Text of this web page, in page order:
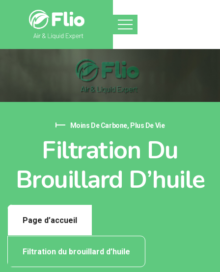
Moins De Carbone, Plus De Vie
Filtration Du
Brouillard D’huile
Page d’accueil
Filtration du brouillard d’huile